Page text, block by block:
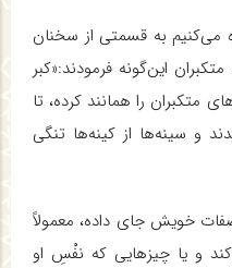
می‌کنیم به قسمتی از سخنان
این‌گونه فرمودند:«کبر
را همانند کرده، تا
و سینه‌ها از کینه‌ها تنگی
خویش جای داده، معمولاً
و یا چیزهایی که نفْسِ او